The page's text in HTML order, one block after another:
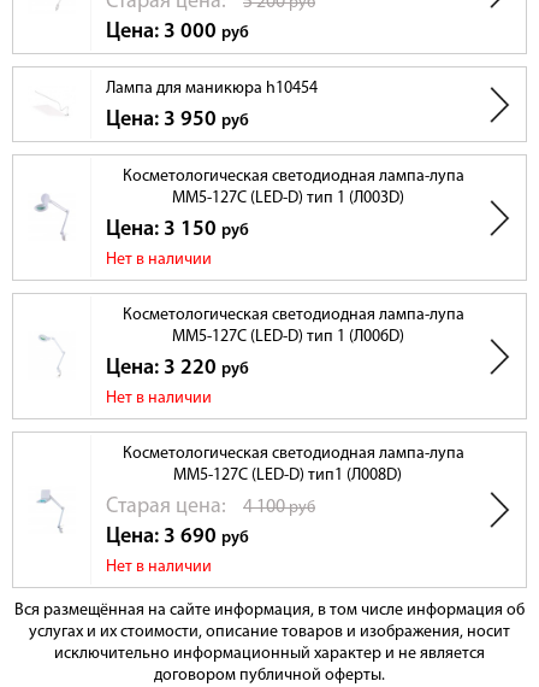
Цена: 3 000 руб
Лампа для маникюра h10454
Цена: 3 950 руб
Косметологическая светодиодная лампа-лупа
ММ5-127С (LED-D) тип 1 (Л003D)
Цена: 3 150 руб
Нет в наличии
Косметологическая светодиодная лампа-лупа
ММ5-127С (LED-D) тип 1 (Л006D)
Цена: 3 220 руб
Нет в наличии
Косметологическая светодиодная лампа-лупа
ММ5-127С (LED-D) тип1 (Л008D)
Cтарая цена: 4 100руб
Цена: 3 690 руб
Нет в наличии
Вся размещённая на сайте информация, в том числе информация об
услугах и их стоимости, описание товаров и изображения, носит
исключительно информационный характер и не является
договором публичной оферты.